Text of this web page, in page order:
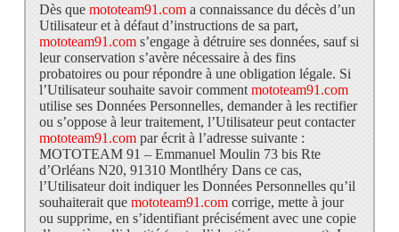
Dès que mototeam91.coma connaissance du décès d’un
Utilisateur et à défaut d’instructions de sa part,
mototeam91.coms’engage à détruire ses données, sauf si
leur conservation s’avère nécessaire à des fins
probatoires ou pour répondre à une obligation légale. Si
l’Utilisateur souhaite savoir comment mototeam91.com
utilise ses Données Personnelles, demander à les rectifier
ou s’oppose à leur traitement, l’Utilisateur peut contacter
mototeam91.compar écrit à l’adresse suivante :
MOTOTEAM 91 – Emmanuel Moulin 73 bis Rte
d’Orléans N20, 91310 Montlhéry Dans ce cas,
l’Utilisateur doit indiquer les Données Personnelles qu’il
souhaiterait que mototeam91.comcorrige, mette à jour
ou supprime, en s’identifiant précisément avec une copie